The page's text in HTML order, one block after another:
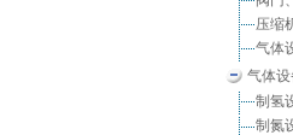
压缩
气体
气体
制氢
制氮